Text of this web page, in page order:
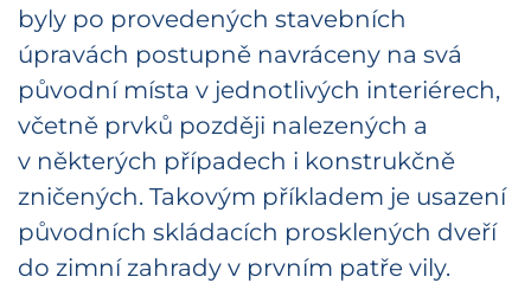
byly po provedených stavebních
úpravách postupně navráceny na svá
původní místa v jednotlivých interiérech,
včetně prvků později nalezených a
v některých případech i konstrukčně
zničených. Takovým příkladem je usazení
původních skládacích prosklených dveří
do zimní zahrady v prvním patře vily.